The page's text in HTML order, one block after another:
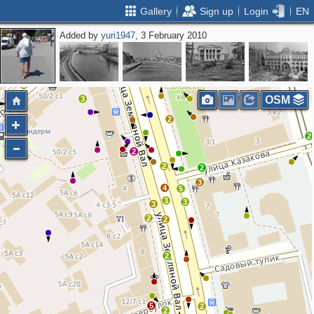
Gallery Sign up Login EN
Added byyuri1947, 3 February 2010
6
2
3
2
2 4
5
4
6
5
2
3
2
2
5
2
2
2
2
5
3
3
2
2
3 3
4
2
2
4
6
2
2
OSM